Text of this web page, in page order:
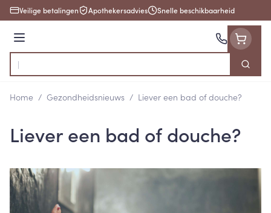
Ga naar de inhoud
Veilige betalingen Apothekersadvies Snelle beschikbaarheid
Menu
Product, merk, categorie...
Zoek
Home / Gezondheidsnieuws / Liever een bad of douche?
Liever een bad of douche?